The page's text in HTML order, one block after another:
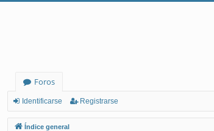
Foros
Identificarse Registrarse
Índice general